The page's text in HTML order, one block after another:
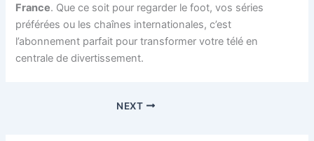
France. Que ce soit pour regarder le foot, vos séries
préférées ou les chaînes internationales, c’est
l’abonnement parfait pour transformer votre télé en
centrale de divertissement.
NEXT